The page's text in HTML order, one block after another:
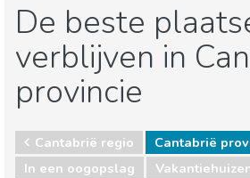
De beste
verblijven in
provincie
Cantabrië regio
Cantabrië
In een oogopslag